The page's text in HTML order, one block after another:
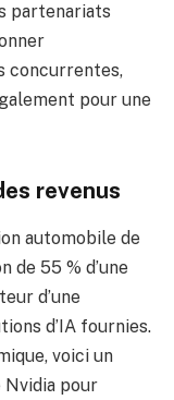
partenariats
concurrentes,
pour une
revenus
automobile de
de 55 % d’une
d’une
d’IA fournies.
voici un
pour